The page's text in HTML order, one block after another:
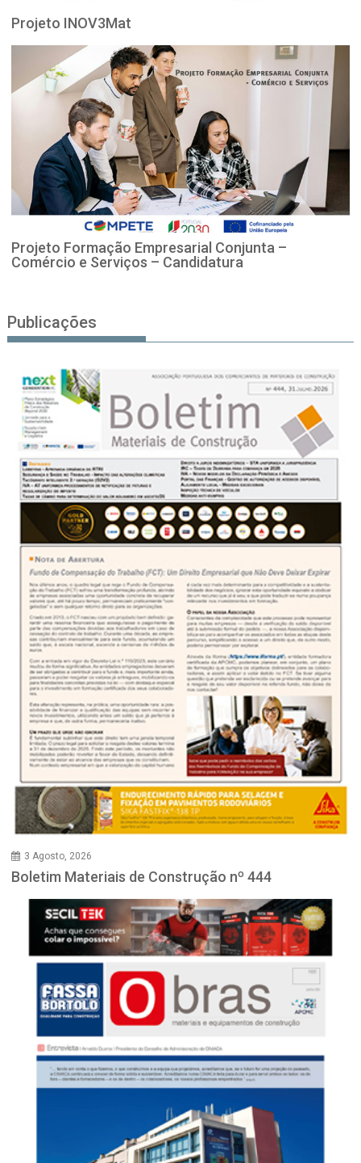
Projeto INOV3Mat
Projeto Formação Empresarial Conjunta –
Comércio e Serviços – Candidatura
Publicações
3 Agosto, 2026
Boletim Materiais de Construção nº 444